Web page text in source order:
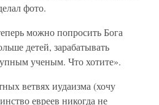
фото.
можно попросить Бога
детей, зарабатывать
ученым. Что хотите».
ветвях иудаизма (хочу
евреев никогда не